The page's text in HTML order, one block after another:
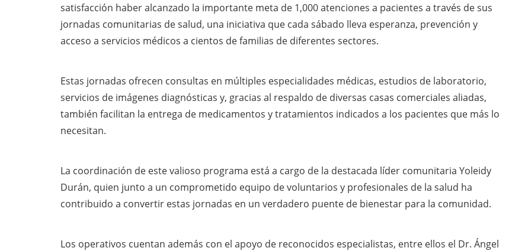
satisfacción haber alcanzado la importante meta de 1,000 atenciones a pacientes a través de sus
jornadas comunitarias de salud, una iniciativa que cada sábado lleva esperanza, prevención y
acceso a servicios médicos a cientos de familias de diferentes sectores.
Estas jornadas ofrecen consultas en múltiples especialidades médicas, estudios de laboratorio,
servicios de imágenes diagnósticas y, gracias al respaldo de diversas casas comerciales aliadas,
también facilitan la entrega de medicamentos y tratamientos indicados a los pacientes que más lo
necesitan.
La coordinación de este valioso programa está a cargo de la destacada líder comunitaria Yoleidy
Durán, quien junto a un comprometido equipo de voluntarios y profesionales de la salud ha
contribuido a convertir estas jornadas en un verdadero puente de bienestar para la comunidad.
Los operativos cuentan además con el apoyo de reconocidos especialistas, entre ellos el Dr. Ángel